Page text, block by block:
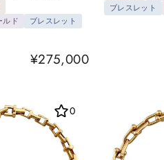
ルド
ブレスレット
¥275,000
ブレスレット
0